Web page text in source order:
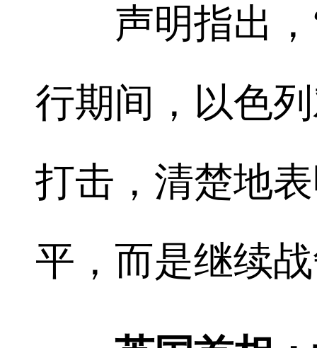
声明指出，“
行期间，以色
打击，清楚地
平，而是继续